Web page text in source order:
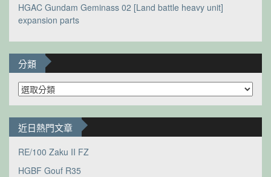
HGAC Gundam Geminass 02 [Land battle heavy unit]
expansion parts
分類
分
類
近日熱門文章
RE/100 Zaku II FZ
HGBF Gouf R35